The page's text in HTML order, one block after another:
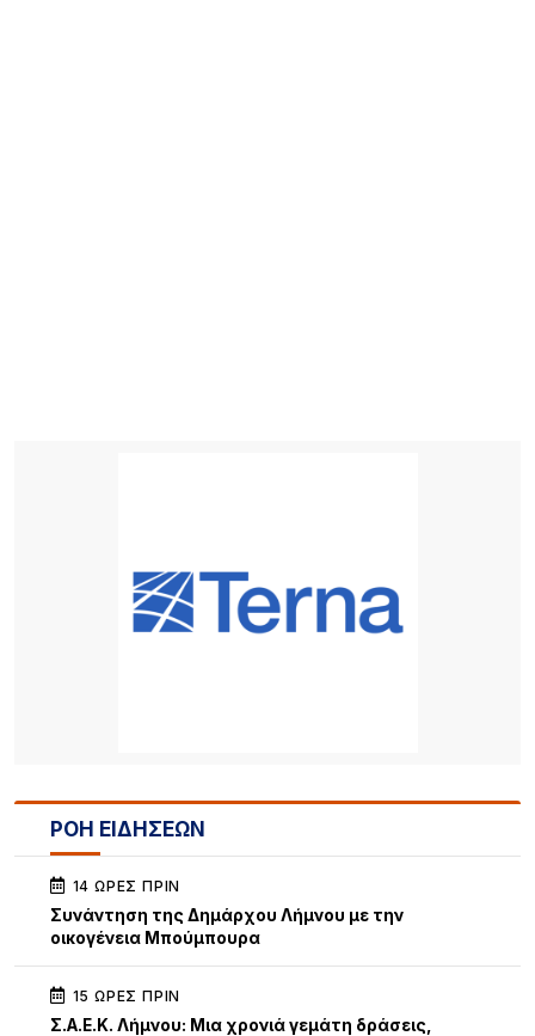
ΡΟΗ ΕΙΔΗΣΕΩΝ
14 ΏΡΕΣ ΠΡΙΝ
Συνάντηση της Δημάρχου Λήμνου με την
οικογένεια Μπούμπουρα
15 ΏΡΕΣ ΠΡΙΝ
Σ.Α.Ε.Κ. Λήμνου: Μια χρονιά γεμάτη δράσεις,